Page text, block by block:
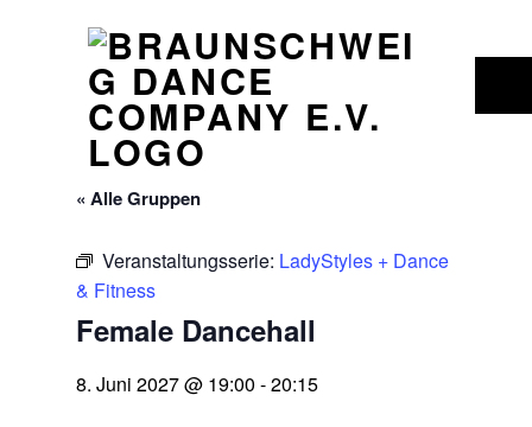
GRUPPEN FÜR JUNI 2027 – BRAUNSCHWEIG DANCE COMPANY E.V.
« Alle Gruppen
Veranstaltungsserie: LadyStyles + Dance
& Fitness
Female Dancehall
8. Juni 2027 @ 19:00 -20:15